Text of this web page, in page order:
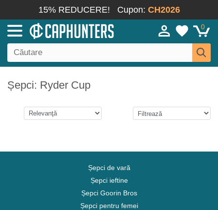
15% REDUCERE! Cupon: CH2026
0
Șepci: Ryder Cup
Șepci de vară
Șepci ieftine
Șepci Goorin Bros
Șepci pentru femei